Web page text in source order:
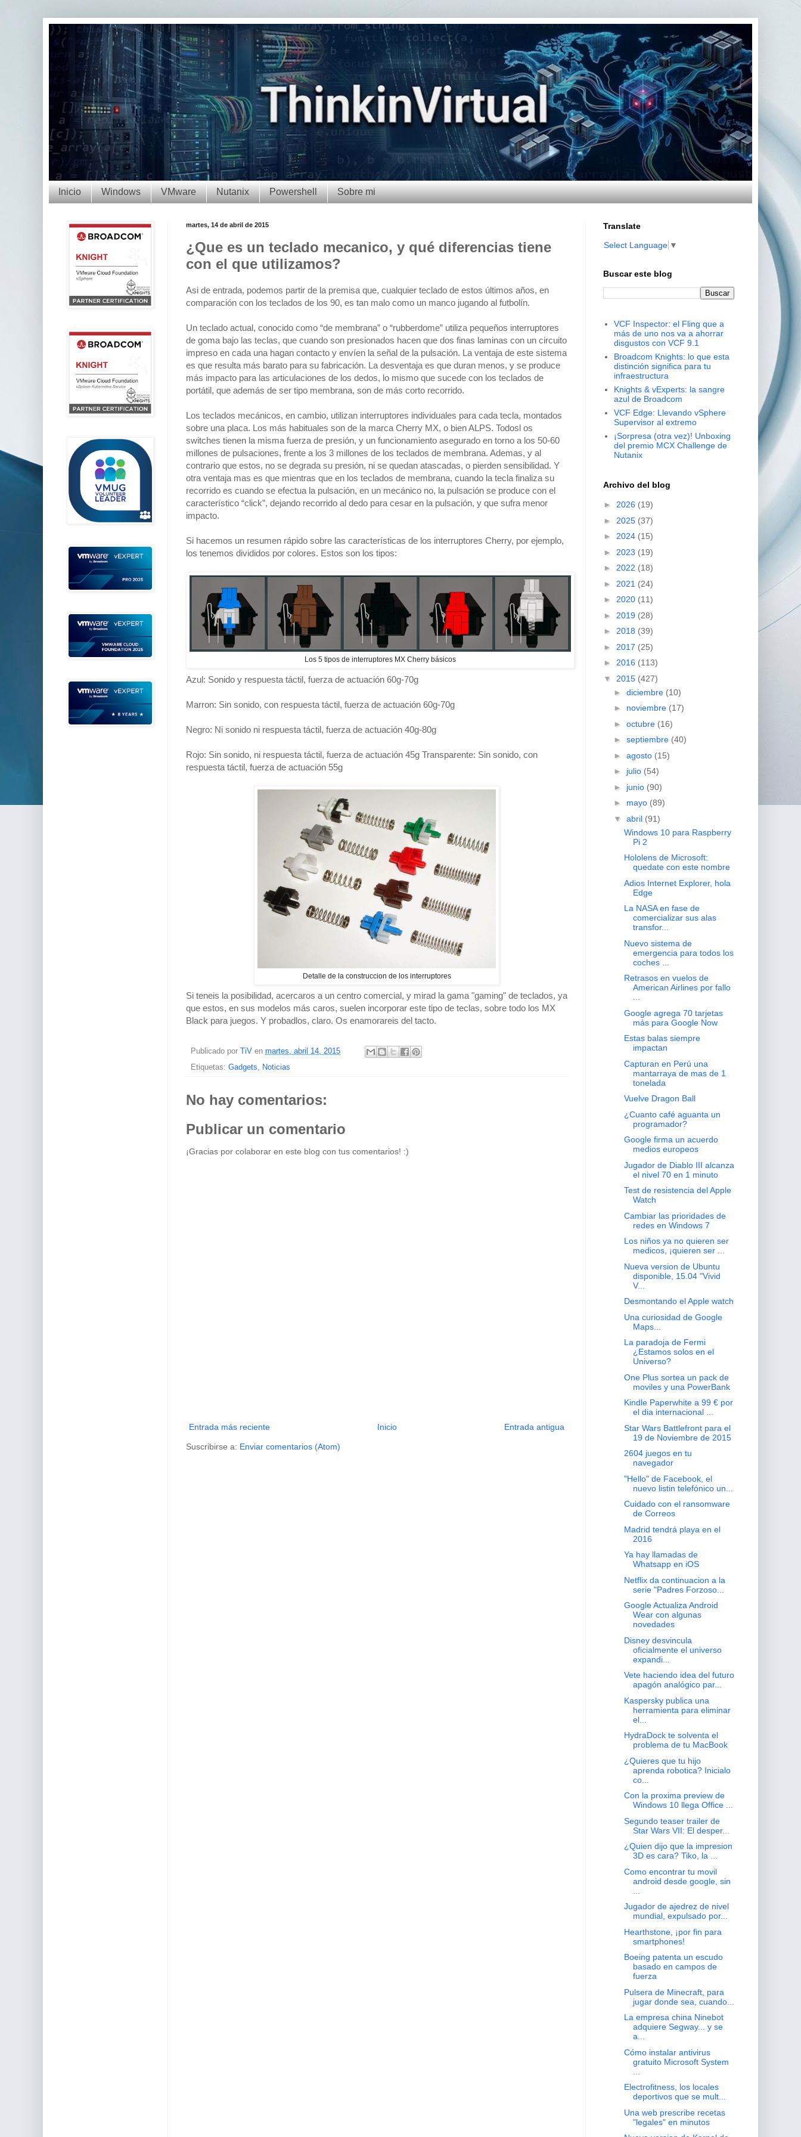
Inicio Windows VMware Nutanix Powershell Sobre mi
martes, 14 de abril de 2015
¿Que es un teclado mecanico, y qué diferencias tiene
con el que utilizamos?
Asi de entrada, podemos partir de la premisa que, cualquier teclado de estos últimos años, en
comparación con los teclados de los 90, es tan malo como un manco jugando al futbolín.
Un teclado actual, conocido como “de membrana” o “rubberdome” utiliza pequeños interruptores
de goma bajo las teclas, que cuando son presionados hacen que dos finas laminas con un circuito
impreso en cada una hagan contacto y envíen la señal de la pulsación. La ventaja de este sistema
es que resulta más barato para su fabricación. La desventaja es que duran menos, y se produce
más impacto para las articulaciones de los dedos, lo mismo que sucede con los teclados de
portátil, que además de ser tipo membrana, son de más corto recorrido.
Los teclados mecánicos, en cambio, utilizan interruptores individuales para cada tecla, montados
sobre una placa. Los más habituales son de la marca Cherry MX, o bien ALPS. Todosl os
switches tienen la misma fuerza de presión, y un funcionamiento asegurado en torno a los 50-60
millones de pulsaciones, frente a los 3 millones de los teclados de membrana. Ademas, y al
contrario que estos, no se degrada su presión, ni se quedan atascadas, o pierden sensibilidad. Y
otra ventaja mas es que mientras que en los teclados de membrana, cuando la tecla finaliza su
recorrido es cuando se efectua la pulsación, en un mecánico no, la pulsación se produce con el
característico “click”, dejando recorrido al dedo para cesar en la pulsación, y que sufra menor
impacto.
Si hacemos un resumen rápido sobre las características de los interruptores Cherry, por ejemplo,
los tenemos divididos por colores. Estos son los tipos:
Los 5 tipos de interruptores MX Cherry básicos
Azul: Sonido y respuesta táctil, fuerza de actuación 60g-70g
Marron: Sin sonido, con respuesta táctil, fuerza de actuación 60g-70g
Negro: Ni sonido ni respuesta táctil, fuerza de actuación 40g-80g
Rojo: Sin sonido, ni respuesta táctil, fuerza de actuación 45g Transparente: Sin sonido, con
respuesta táctil, fuerza de actuación 55g
Detalle de la construccion de los interruptores
Si teneis la posibilidad, acercaros a un centro comercial, y mirad la gama "gaming" de teclados, ya
que estos, en sus modelos más caros, suelen incorporar este tipo de teclas, sobre todo los MX
Black para juegos. Y probadlos, claro. Os enamorareis del tacto.
Publicado por TiV en martes, abril 14, 2015
Etiquetas: Gadgets Noticias
No hay comentarios:
Publicar un comentario
¡Gracias por colaborar en este blog con tus comentarios! :)
Entrada más reciente Entrada antigua
Inicio
Suscribirse a: Enviar comentarios (Atom)
Translate
Select Language ▼
Buscar este blog
VCF Inspector: el Fling que a
más de uno nos va a ahorrar
disgustos con VCF 9.1
Broadcom Knights: lo que esta
distinción significa para tu
infraestructura
Knights & vExperts: la sangre
azul de Broadcom
VCF Edge: Llevando vSphere
Supervisor al extremo
¡Sorpresa (otra vez)! Unboxing
del premio MCX Challenge de
Nutanix
Archivo del blog
► 2026 (19)
► 2025 (37)
► 2024 (15)
► 2023 (19)
► 2022 (18)
► 2021 (24)
► 2020 (11)
► 2019 (28)
► 2018 (39)
► 2017 (25)
► 2016 (113)
▼ 2015 (427)
► diciembre (10)
► noviembre (17)
► octubre (16)
► septiembre (40)
► agosto (15)
► julio (54)
► junio (90)
► mayo (89)
▼ abril (91)
Windows 10 para Raspberry
Pi 2
Hololens de Microsoft:
quedate con este nombre
Adios Internet Explorer, hola
Edge
La NASA en fase de
comercializar sus alas
transfor...
Nuevo sistema de
emergencia para todos los
coches ...
Retrasos en vuelos de
American Airlines por fallo
...
Google agrega 70 tarjetas
más para Google Now
Estas balas siempre
impactan
Capturan en Perú una
mantarraya de mas de 1
tonelada
Vuelve Dragon Ball
¿Cuanto café aguanta un
programador?
Google firma un acuerdo
medios europeos
Jugador de Diablo III alcanza
el nivel 70 en 1 minuto
Test de resistencia del Apple
Watch
Cambiar las prioridades de
redes en Windows 7
Los niños ya no quieren ser
medicos, ¡quieren ser ...
Nueva version de Ubuntu
disponible, 15.04 "Vivid
V...
Desmontando el Apple watch
Una curiosidad de Google
Maps...
La paradoja de Fermi
¿Estamos solos en el
Universo?
One Plus sortea un pack de
moviles y una PowerBank
Kindle Paperwhite a 99 € por
el dia internacional ...
Star Wars Battlefront para el
19 de Noviembre de 2015
2604 juegos en tu
navegador
"Hello" de Facebook, el
nuevo listin telefónico un...
Cuidado con el ransomware
de Correos
Madrid tendrá playa en el
2016
Ya hay llamadas de
Whatsapp en iOS
Netflix da continuacion a la
serie "Padres Forzoso...
Google Actualiza Android
Wear con algunas
novedades
Disney desvincula
oficialmente el universo
expandi...
Vete haciendo idea del futuro
apagón analógico par...
Kaspersky publica una
herramienta para eliminar
el...
HydraDock te solventa el
problema de tu MacBook
¿Quieres que tu hijo
aprenda robotica? Inicialo
co...
Con la proxima preview de
Windows 10 llega Office ...
Segundo teaser trailer de
Star Wars VII: El desper...
¿Quien dijo que la impresion
3D es cara? Tiko, la ...
Como encontrar tu movil
android desde google, sin
Jugador de ajedrez de nivel
mundial, expulsado por...
Hearthstone, ¡por fin para
smartphones!
Boeing patenta un escudo
basado en campos de
fuerza
Pulsera de Minecraft, para
jugar donde sea, cuando...
La empresa china Ninebot
adquiere Segway... y se
a...
Cómo instalar antivirus
gratuito Microsoft System
Electrofitness, los locales
deportivos que se mult...
Una web prescribe recetas
"legales" en minutos